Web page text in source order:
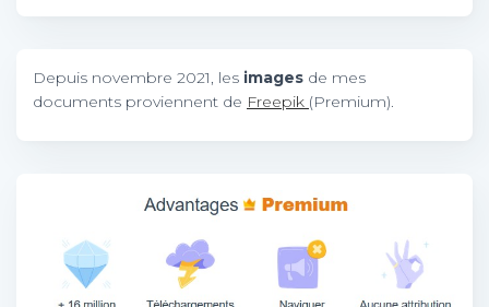
Depuis novembre 2021, les images de mes
documents proviennent de Freepik (Premium).